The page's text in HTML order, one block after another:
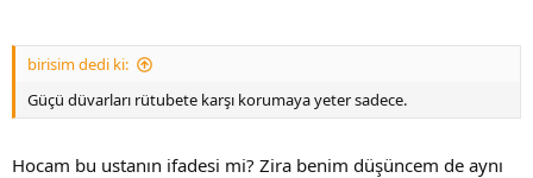
birisim dedi ki:
Güçü düvarları rütubete karşı korumaya yeter sadece.
Hocam bu ustanın ifadesi mi? Zira benim düşüncem de aynı